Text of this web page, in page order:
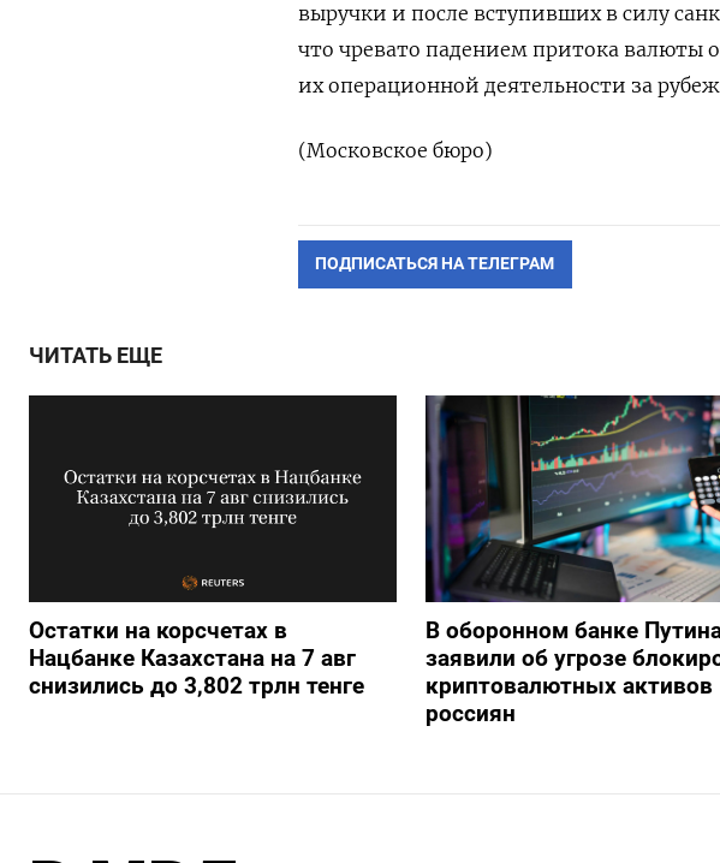
выручки и после вступивших в силу
что чревато падением притока валюты
их операционной деятельности за
(Московское бюро)
ПОДПИСАТЬСЯ НА ТЕЛЕГРАМ
ЧИТАТЬ ЕЩЕ
Остатки на корсчетах в
Нацбанке Казахстана на 7 авг
снизились до 3,802 трлн тенге
В оборонном банке
заявили об угрозе
криптовалютных активов
россиян